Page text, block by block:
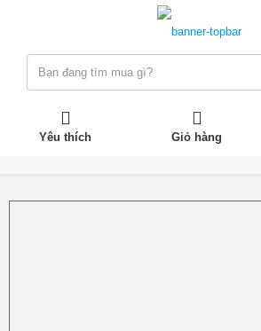
Yêu thích Giỏ hàng